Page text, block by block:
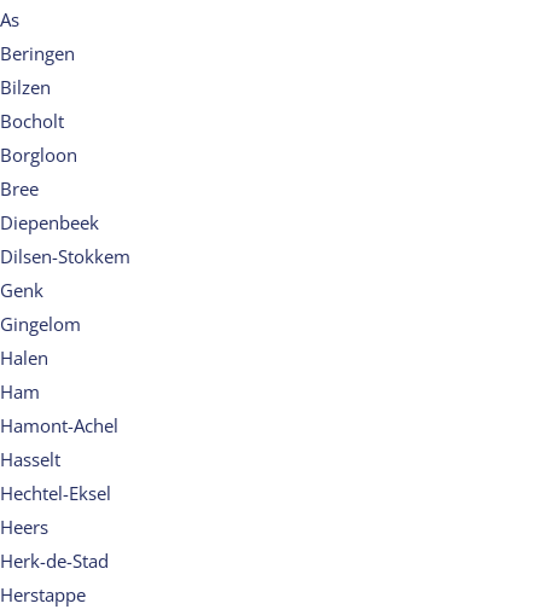
As
Beringen
Bilzen
Bocholt
Borgloon
Bree
Diepenbeek
Dilsen-Stokkem
Genk
Gingelom
Halen
Ham
Hamont-Achel
Hasselt
Hechtel-Eksel
Heers
Herk-de-Stad
Herstappe